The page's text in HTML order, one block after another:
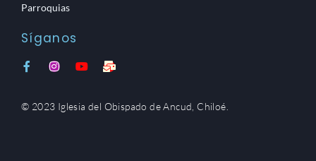
Parroquias
Síganos
F
a
b
I
n
a
Y
u
M
a
-
© 2023 Iglesia del Obispado de Ancud, Chiloé.